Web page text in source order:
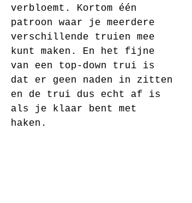
verbloemt. Kortom één
patroon waar je meerdere
verschillende truien mee
kunt maken. En het fijne
van een top-down trui is
dat er geen naden in zitten
en de trui dus echt af is
als je klaar bent met
haken.